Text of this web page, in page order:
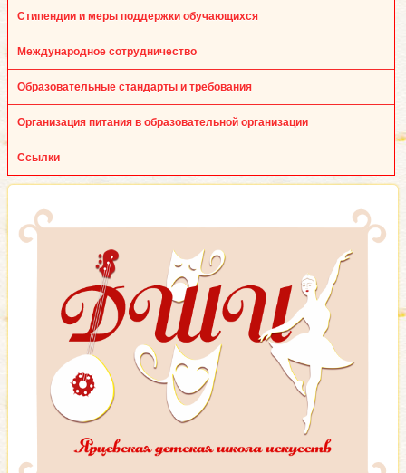
Стипендии и меры поддержки обучающихся
Международное сотрудничество
Образовательные стандарты и требования
Организация питания в образовательной организации
Ссылки